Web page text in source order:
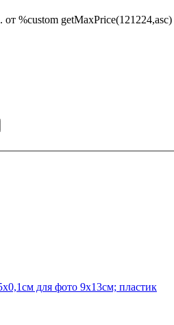
от %custom getMaxPrice(121224,asc)
для фото 9х13см; пластик